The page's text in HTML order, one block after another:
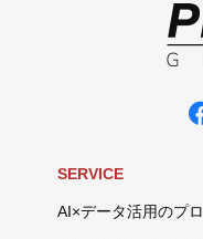
SERVICE
AI×データ活用のプ